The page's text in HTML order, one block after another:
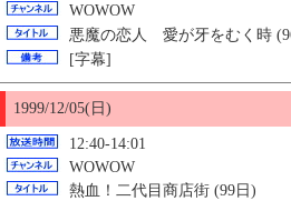
WOWOW
悪魔の恋人 愛が牙をむく時
[字幕]
1999/12/05(日)
12:40-14:01
WOWOW
熱血！二代目商店街 (99日)